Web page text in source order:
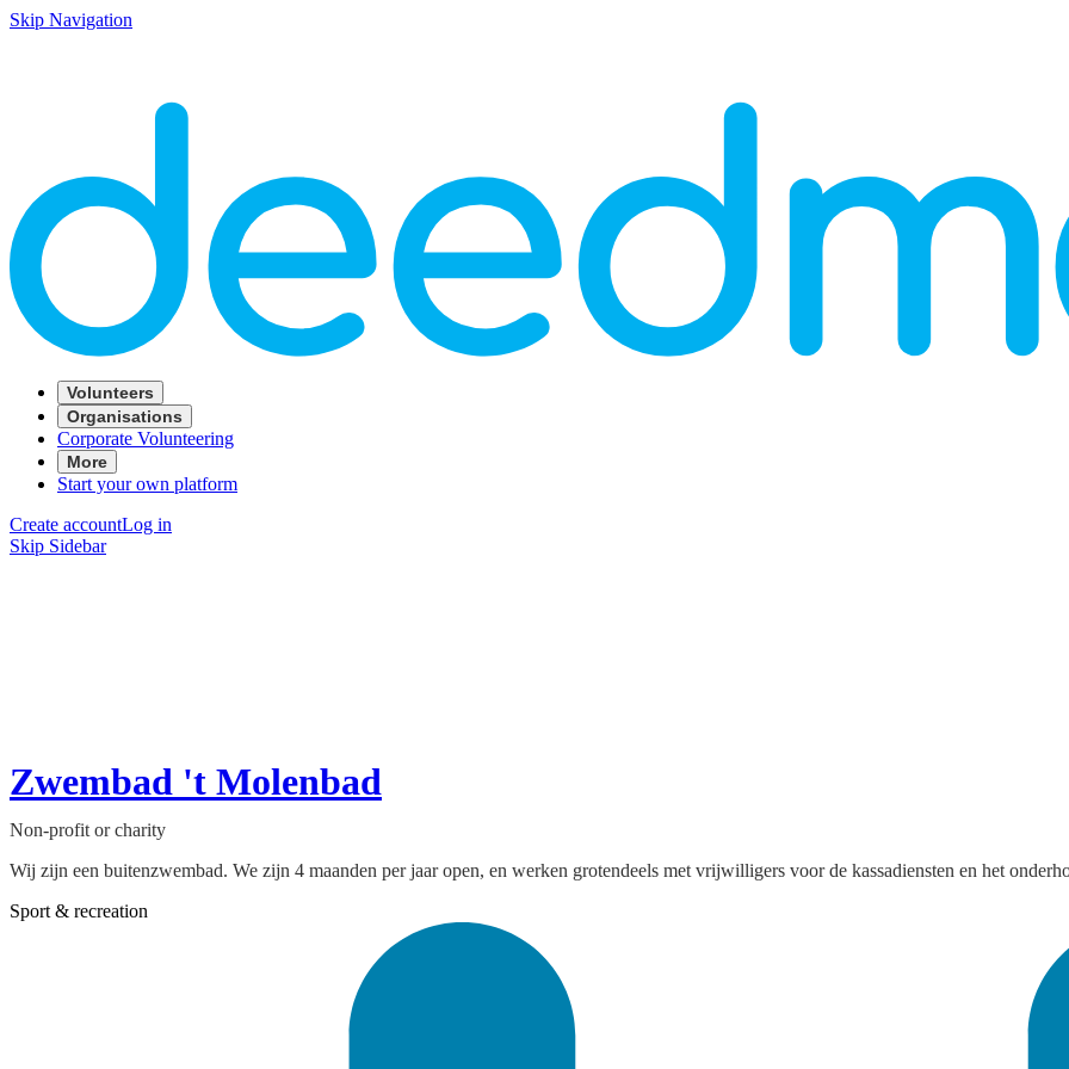
Skip Navigation
Volunteers
Organisations
Corporate Volunteering
More
Start your own platform
Create accountLog in
Skip Sidebar
Zwembad 't Molenbad
Non-profit or charity
Wij zijn een buitenzwembad. We zijn 4 maanden per jaar open, en werken grotendeels met vrijwilligers voor de kassadiensten en het
Sport & recreation